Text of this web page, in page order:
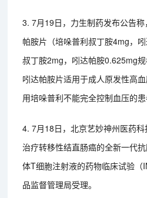
3. 7月19日，力生制药发布公告
帕胺片（培哚普利叔丁胺4mg，
叔丁胺2mg，吲达帕胺0.625mg
吲达帕胺片适用于成人原发性高
用培哚普利不能完全控制血压的患
4. 7月18日，北京艺妙神州医药
治疗转移性结直肠癌的全新一代
体T细胞注射液的药物临床试验
品监督管理局受理。